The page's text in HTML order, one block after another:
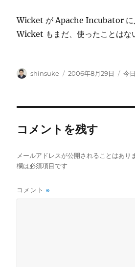
Wicket が Apache Incubator に
Wicket もまだ、使ったことはな
投
shinsuke
投
2006年8月29日
カ
今
コメントを残す
メールアドレスが公開されることはあり
欄は必須項目です
コメント※